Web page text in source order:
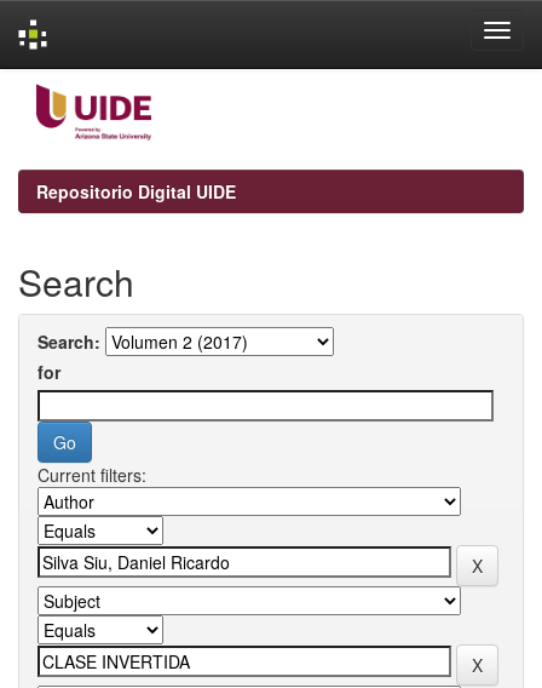
navigation
Repositorio Digital UIDE
Search
Search:
for
Current filters: